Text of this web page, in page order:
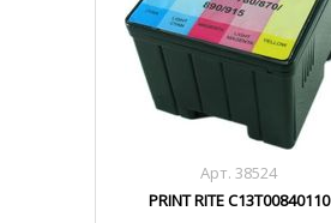
Арт. 38524
PRINT RITE C13T00840110